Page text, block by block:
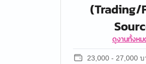
(Trading/
ดูงานทั้งห
23,000 - 27,000